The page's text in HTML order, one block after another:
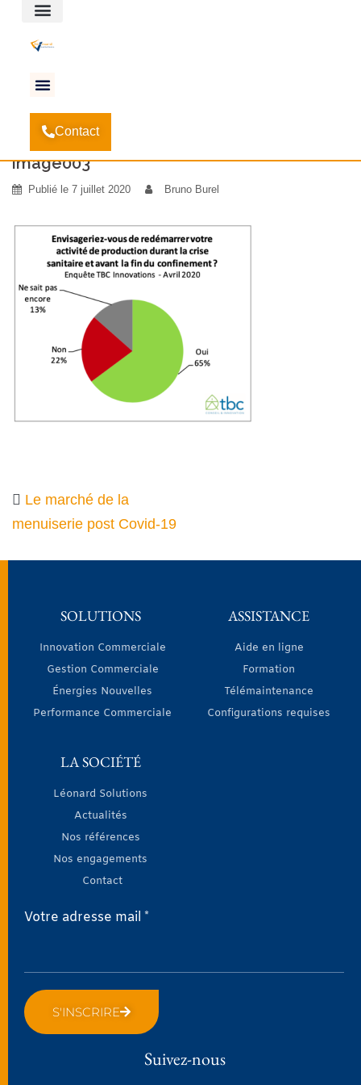
Contact
Accueil-Le marché de la menuiserie post Covid-19
image003
image003
Publié le 7 juillet 2020 Bruno Burel
Le marché de la
menuiserie post Covid-19
SOLUTIONS
Innovation Commerciale
Gestion Commerciale
Énergies Nouvelles
Performance Commerciale
ASSISTANCE
Aide en ligne
Formation
Télémaintenance
Configurations requises
LA SOCIÉTÉ
Léonard Solutions
Actualités
Nos références
Nos engagements
Contact
Votre adresse mail *
S'INSCRIRE
Suivez-nous